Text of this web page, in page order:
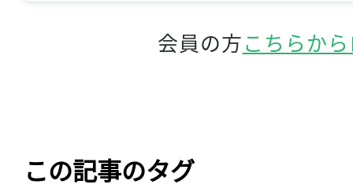
会員の方こちらか
この記事のタグ